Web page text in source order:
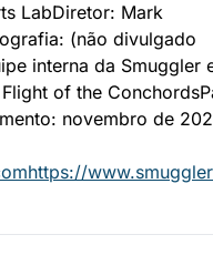
LabDiretor: Mark
(não divulgado
interna da Smuggler
of the Conchords
novembro de
https://